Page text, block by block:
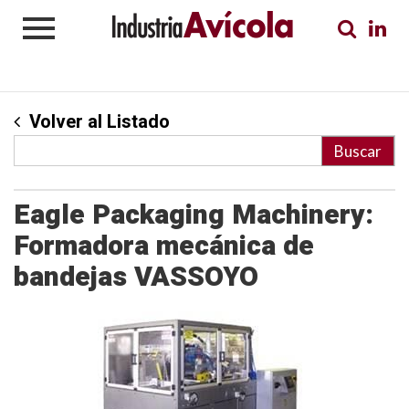
Volver al Listado
Eagle Packaging Machinery:
Formadora mecánica de
bandejas VASSOYO